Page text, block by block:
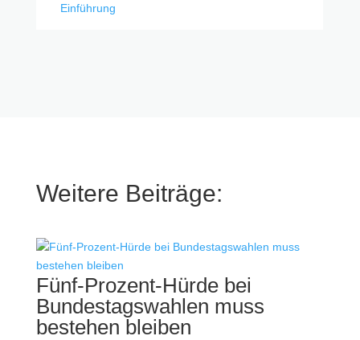
Einführung
Weitere Beiträge:
Fünf-Prozent-Hürde bei
Bundestagswahlen muss
bestehen bleiben